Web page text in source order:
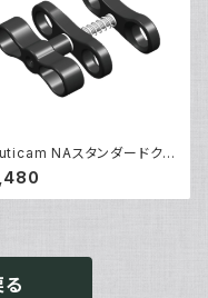
NAスタンダードクラ
[40202]